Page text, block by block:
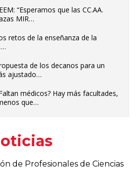
“Esperamos que las CC.AA.
MIR…
retos de la enseñanza de la
de los decanos para un
ajustado…
médicos? Hay más facultades,
que…
de Profesionales de Ciencias